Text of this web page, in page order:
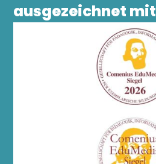
ausgezeichnet mit